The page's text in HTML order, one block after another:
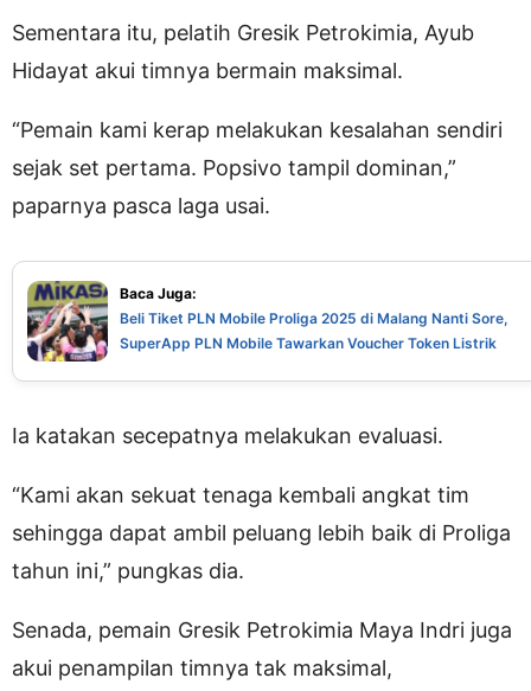
Sementara itu, pelatih Gresik Petrokimia, Ayub
Hidayat akui timnya bermain maksimal.
“Pemain kami kerap melakukan kesalahan sendiri
sejak set pertama. Popsivo tampil dominan,”
paparnya pasca laga usai.
Baca Juga:
Beli Tiket PLN Mobile Proliga 2025 di Malang Nanti Sore,
SuperApp PLN Mobile Tawarkan Voucher Token Listrik
Ia katakan secepatnya melakukan evaluasi.
“Kami akan sekuat tenaga kembali angkat tim
sehingga dapat ambil peluang lebih baik di Proliga
tahun ini,” pungkas dia.
Senada, pemain Gresik Petrokimia Maya Indri juga
akui penampilan timnya tak maksimal,